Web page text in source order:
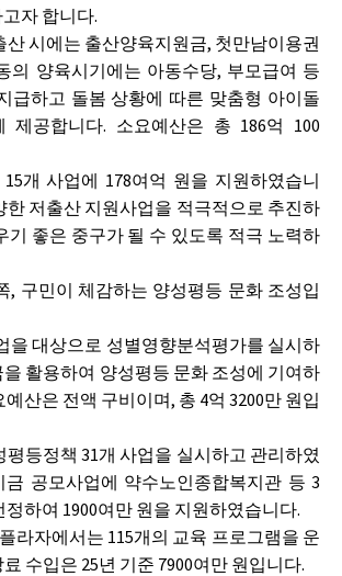
자 합니다.
시에는 출산양육지원금, 첫만남이용권
의 양육시기에는 아동수당, 부모급여 등
급하고 돌봄 상황에 따른 맞춤형 아이돌
제공합니다. 소요예산은 총 186억 100
개 사업에 178여억 원을 지원하였습니
한 저출산 지원사업을 적극적으로 추진하
기 좋은 중구가 될 수 있도록 적극 노력하
, 구민이 체감하는 양성평등 문화 조성입
을 대상으로 성별영향분석평가를 실시하
활용하여 양성평등 문화 조성에 기여하
산은 전액 구비이며, 총 4억 3200만 원입
평등정책 31개 사업을 실시하고 관리하였
금 공모사업에 약수노인종합복지관 등 3
정하여 1900여만 원을 지원하였습니다.
라자에서는 115개의 교육 프로그램을 운
수입은 25년 기준 7900여만 원입니다.